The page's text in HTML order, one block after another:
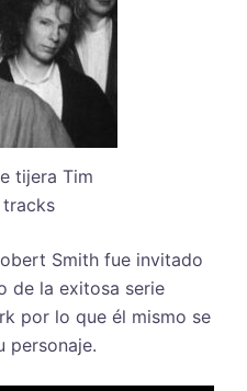
tijera Tim
Smith fue invitado
de la exitosa serie
por lo que él mismo se
personaje.